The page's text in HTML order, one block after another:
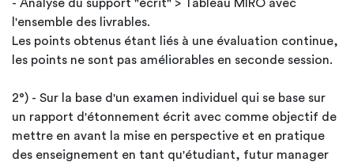
- Analyse du support "écrit" > Tableau MIRO avec
l'ensemble des livrables.
Les points obtenus étant liés à une évaluation continue,
les points ne sont pas améliorables en seconde session.
2°) - Sur la base d'un examen individuel qui se base sur
un rapport d'étonnement écrit avec comme objectif de
mettre en avant la mise en perspective et en pratique
des enseignement en tant qu'étudiant, futur manager